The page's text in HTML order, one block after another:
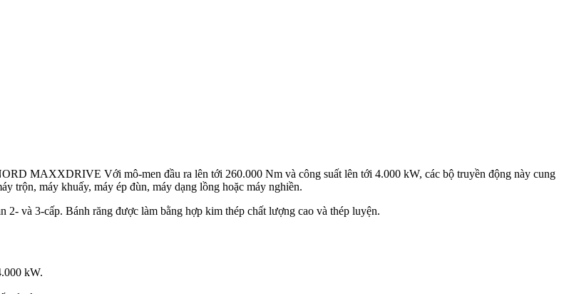
MAXXDRIVE Với mô-men đầu ra lên tới 260.000 Nm và công suất lên tới 4.000 kW, các bộ truyền động này cung
trộn, máy khuấy, máy ép đùn, máy dạng lồng hoặc máy nghiền.
và 3-cấp. Bánh răng được làm bằng hợp kim thép chất lượng cao và thép luyện.
kW.